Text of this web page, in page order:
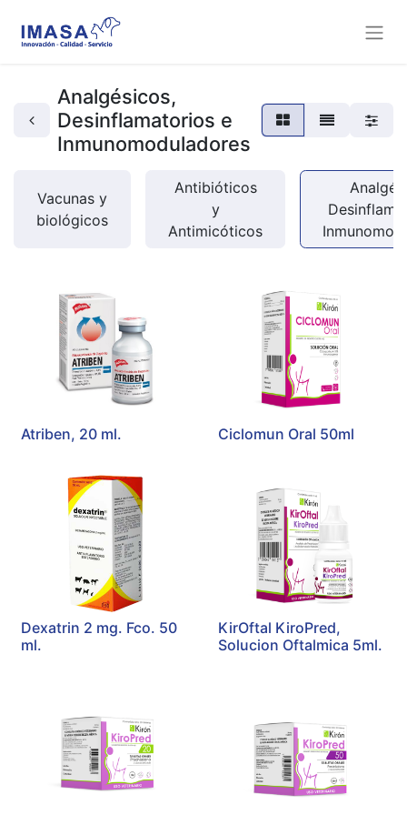
Analgésicos,
Desinflamatorios e
Inmunomoduladores
Vacunas y
biológicos
Antibióticos
y
Antimicóticos
Atriben, 20 ml. Ciclomun Oral 50ml
Dexatrin 2 mg. Fco. 50
ml.
KirOftal KiroPred,
Solucion Oftalmica 5ml.